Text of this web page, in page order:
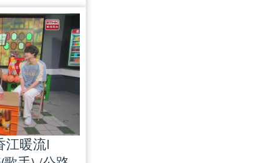
站，Polly 來
在三十幾度
的盲盒任
到盲盒。跟
工業區內的
內滑雪特
前仆、向後
漸掌握平衡，
江暖流|